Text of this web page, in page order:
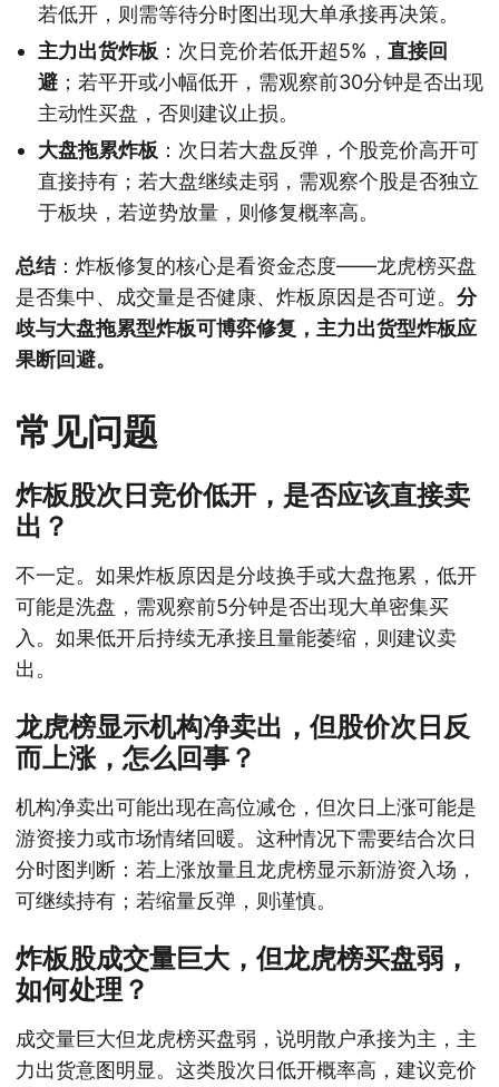
若低开，则需等待分时图出现大单承接再决策。
主力出货炸板 ：次日竞价若低开超5%， 直接回
避 ；若平开或小幅低开，需观察前30分钟是否出现
主动性买盘，否则建议止损。
大盘拖累炸板 ：次日若大盘反弹，个股竞价高开可
直接持有；若大盘继续走弱，需观察个股是否独立
于板块，若逆势放量，则修复概率高。
总结：炸板修复的核心是看资金态度——龙虎榜买盘
是否集中、成交量是否健康、炸板原因是否可逆。 分
歧与大盘拖累型炸板可博弈修复，主力出货型炸板应
果断回避。
常见问题
炸板股次日竞价低开，是否应该直接卖
出？
不一定。如果炸板原因是分歧换手或大盘拖累，低开
可能是洗盘，需观察前5分钟是否出现大单密集买
入。如果低开后持续无承接且量能萎缩，则建议卖
出。
龙虎榜显示机构净卖出，但股价次日反
而上涨，怎么回事？
机构净卖出可能出现在高位减仓，但次日上涨可能是
游资接力或市场情绪回暖。这种情况下需要结合次日
分时图判断：若上涨放量且龙虎榜显示新游资入场，
可继续持有；若缩量反弹，则谨慎。
炸板股成交量巨大，但龙虎榜买盘弱，
如何处理？
成交量巨大但龙虎榜买盘弱，说明散户承接为主，主
力出货意图明显。这类股次日低开概率高，建议竞价